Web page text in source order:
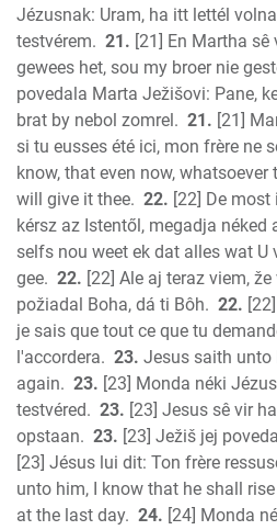
Jézusnak: Uram, ha itt lettél
testvérem. 21. [21] En Martha sê
gewees het, sou my broer nie
povedala Marta Ježišovi: Pane,
brat by nebol zomrel. 21. [21]
si tu eusses été ici, mon frère ne
know, that even now,
will give it thee. 22. [22] De
kérsz az Istentől, megadja néked
selfs nou weet ek dat alles wat U
gee. 22. [22] Ale aj teraz viem,
požiadal Boha, dá ti Bôh. 22.
je sais que tout ce que tu
l'accordera. 23. Jesus saith unto
again. 23. [23] Monda néki
testvéred. 23. [23] Jesus sê vir
opstaan. 23. [23] Ježiš jej
[23] Jésus lui dit: Ton frère
unto him, I know that he shall
at the last day. 24. [24] Monda